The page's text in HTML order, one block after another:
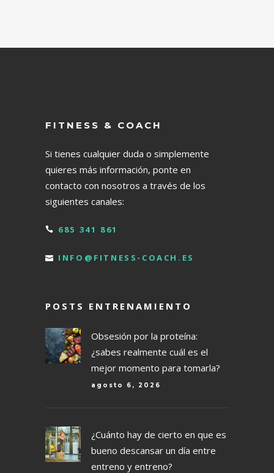
FITNESS & COACH
Si tienes cualquier duda o simplemente
quieres más información, ponte en
contacto con nosotros a través de los
siguientes canales:
685 341 861
INFO@FITNESS-COACH.ES
POSTS ENTRENAMIENTO
Obsesión por la proteína:
¿sabes realmente cuál es el
mejor momento para tomarla?
agosto 6, 2026
¿Cuánto hay de cierto en que es
bueno descansar un día entre
entreno y entreno?